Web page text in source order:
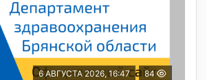
6 АВГУСТА 2026, 16:47 84